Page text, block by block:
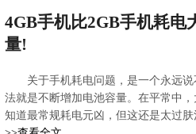
4GB手机比2GB手机耗电
量!
关于手机耗电问题，是一个永远
法就是不断增加电池容量。在平常中
知道最常规耗电元凶，但这还是太过